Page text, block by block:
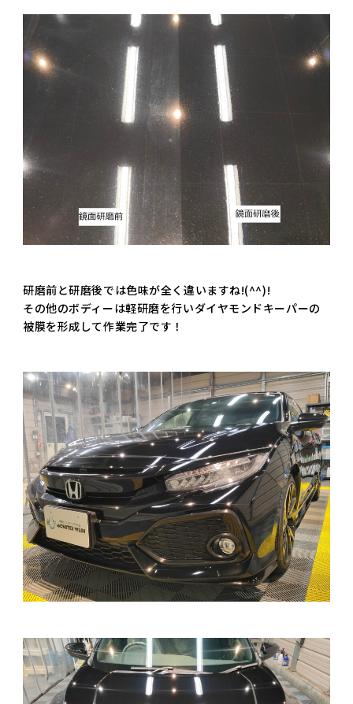
研磨前と研磨後では色味が全く違いますね!(^^)!
その他のボディーは軽研磨を行いダイヤモンドキーパーの
被膜を形成して作業完了です！